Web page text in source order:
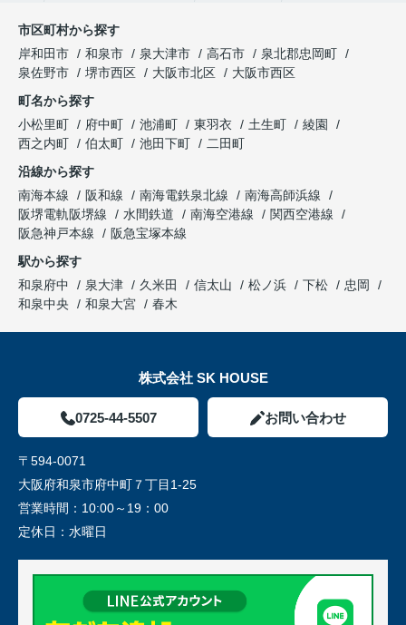
市区町村から探す
岸和田市
和泉市 泉大津市 高石市
泉北郡忠岡町
泉佐野市
堺市西区 大阪市北区
大阪市西区
町名から探す
小松里町
府中町 池浦町 東羽衣 土生町
綾園
西之内町
伯太町 池田下町
二田町
沿線から探す
南海本線
阪和線 南海電鉄泉北線
南海高師浜線
阪堺電軌阪堺線
水間鉄道 南海空港線
関西空港線
阪急神戸本線
阪急宝塚本線
駅から探す
和泉府中
泉大津 久米田 信太山 松ノ浜 下松
忠岡
和泉中央
和泉大宮 春木
株式会社 SK HOUSE
0725-44-5507 お問い合わせ
〒594-0071
大阪府和泉市府中町７丁目1-25
営業時間： 10:00～19：00
定休日： 水曜日